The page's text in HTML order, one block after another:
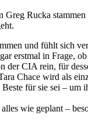
Greg Rucka
und fühlt sich
erstmal in Frage,
CIA rein, für
Chace wird als
für sie sei – um
wie geplant –